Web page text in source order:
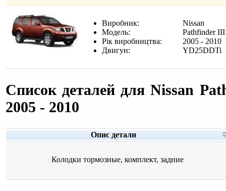
Виробник:
Nissan
Модель:
Pathfinder
Рік виробництва:
2005 - 2010
Двигун:
YD25DDTi
Список деталей для Nissan
2005 - 2010
Опис детали
Колодки тормозные, комплект, задние